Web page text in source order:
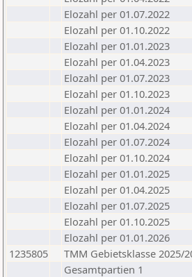
Elozahl per 01.07.2022
Elozahl per 01.10.2022
Elozahl per 01.01.2023
Elozahl per 01.04.2023
Elozahl per 01.07.2023
Elozahl per 01.10.2023
Elozahl per 01.01.2024
Elozahl per 01.04.2024
Elozahl per 01.07.2024
Elozahl per 01.10.2024
Elozahl per 01.01.2025
Elozahl per 01.04.2025
Elozahl per 01.07.2025
Elozahl per 01.10.2025
Elozahl per 01.01.2026
1235805
TMM Gebietsklasse 2025/
Gesamtpartien 1